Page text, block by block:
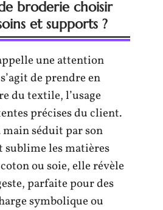
broderie choisir
et supports ?
une attention
de prendre en
du textile, l’usage
précises du client.
main séduit par son
sublime les matières
ou soie, elle révèle
parfaite pour des
symbolique ou